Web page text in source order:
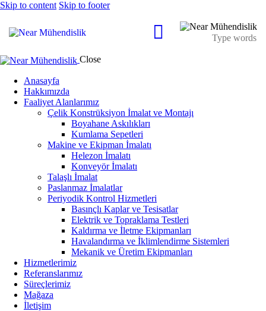
Skip to content Skip to footer
Close
Anasayfa
Hakkımızda
Faaliyet Alanlarımız
Çelik Konstrüksiyon İmalat ve Montajı
Boyahane Askılıkları
Kumlama Sepetleri
Makine ve Ekipman İmalatı
Helezon İmalatı
Konveyör İmalatı
Talaşlı İmalat
Paslanmaz İmalatlar
Periyodik Kontrol Hizmetleri
Basınçlı Kaplar ve Tesisatlar
Elektrik ve Topraklama Testleri
Kaldırma ve İletme Ekipmanları
Havalandırma ve İklimlendirme Sistemleri
Mekanik ve Üretim Ekipmanları
Hizmetlerimiz
Referanslarımız
Süreçlerimiz
Mağaza
İletişim